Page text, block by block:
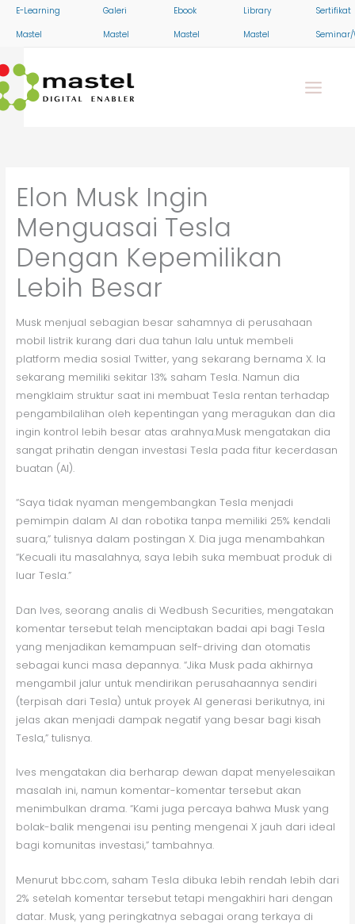
SkipE-Learning
Mastel
Galeri
Mastel
Ebook
Mastel
Library
Mastel
Sertifikat
Elon Musk Ingin
Menguasai Tesla
Dengan Kepemilikan
Lebih Besar
Musk menjual sebagian besar sahamnya di perusahaan
mobil listrik kurang dari dua tahun lalu untuk membeli
platform media sosial Twitter, yang sekarang bernama X. Ia
sekarang memiliki sekitar 13% saham Tesla. Namun dia
mengklaim struktur saat ini membuat Tesla rentan terhadap
pengambilalihan oleh kepentingan yang meragukan dan dia
ingin kontrol lebih besar atas arahnya.Musk mengatakan dia
sangat prihatin dengan investasi Tesla pada fitur kecerdasan
buatan (AI).
“Saya tidak nyaman mengembangkan Tesla menjadi
pemimpin dalam AI dan robotika tanpa memiliki 25% kendali
suara,” tulisnya dalam postingan X. Dia juga menambahkan
“Kecuali itu masalahnya, saya lebih suka membuat produk di
luar Tesla.”
Dan Ives, seorang analis di Wedbush Securities, mengatakan
komentar tersebut telah menciptakan badai api bagi Tesla
yang menjadikan kemampuan self-driving dan otomatis
sebagai kunci masa depannya. “Jika Musk pada akhirnya
mengambil jalur untuk mendirikan perusahaannya sendiri
(terpisah dari Tesla) untuk proyek AI generasi berikutnya, ini
jelas akan menjadi dampak negatif yang besar bagi kisah
Tesla,” tulisnya.
Ives mengatakan dia berharap dewan dapat menyelesaikan
masalah ini, namun komentar-komentar tersebut akan
menimbulkan drama. “Kami juga percaya bahwa Musk yang
bolak-balik mengenai isu penting mengenai X jauh dari ideal
bagi komunitas investasi,” tambahnya.
Menurut bbc.com, saham Tesla dibuka lebih rendah lebih dari
2% setelah komentar tersebut tetapi mengakhiri hari dengan
datar. Musk, yang peringkatnya sebagai orang terkaya di